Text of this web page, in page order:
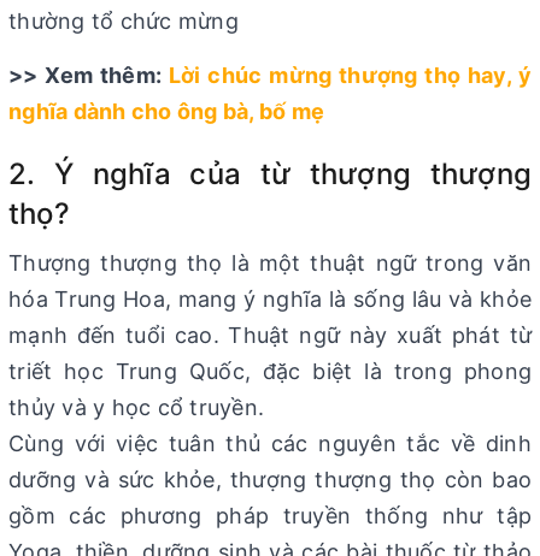
thường tổ chức mừng
>> Xem thêm: Lời chúc mừng thượng thọ hay, ý
nghĩa dành cho ông bà, bố mẹ
2. Ý nghĩa của từ thượng thượng
thọ?
Thượng thượng thọ là một thuật ngữ trong văn
hóa Trung Hoa, mang ý nghĩa là sống lâu và khỏe
mạnh đến tuổi cao. Thuật ngữ này xuất phát từ
triết học Trung Quốc, đặc biệt là trong phong
thủy và y học cổ truyền.
Cùng với việc tuân thủ các nguyên tắc về dinh
dưỡng và sức khỏe, thượng thượng thọ còn bao
gồm các phương pháp truyền thống như tập